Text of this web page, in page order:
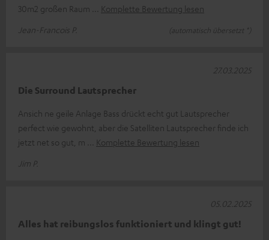
30m2 großen Raum
Komplette Bewertung lesen
Jean-Francois P.
(automatisch übersetzt *)
Die Surround Lautsprecher
Ansich ne geile Anlage Bass drückt echt gut Lautsprecher
perfect wie gewohnt, aber die Satelliten Lautsprecher finde ich
jetzt net so gut, m
Komplette Bewertung lesen
Jim P.
27.03.2025
Alles hat reibungslos funktioniert und klingt gut!
05.02.2025